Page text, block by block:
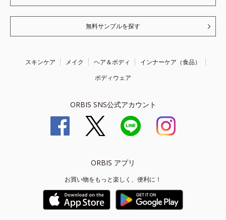
無料サンプルを探す
スキンケア メイク ヘア＆ボディ
インナーケア（食品）
ボディウェア
ORBIS SNS公式アカウント
ORBIS アプリ
お買い物をもっと楽しく、便利に！